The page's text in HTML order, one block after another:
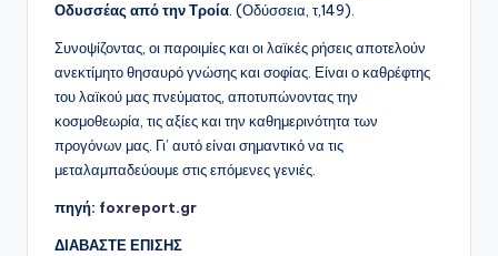
Οδυσσέας από την Τροία . (Οδύσσεια, τ,149).
Συνοψίζοντας, οι παροιμίες και οι λαϊκές ρήσεις αποτελούν
ανεκτίμητο θησαυρό γνώσης και σοφίας. Είναι ο καθρέφτης
του λαϊκού μας πνεύματος, αποτυπώνοντας την
κοσμοθεωρία, τις αξίες και την καθημερινότητα των
προγόνων μας. Γι’ αυτό είναι σημαντικό να τις
μεταλαμπαδεύουμε στις επόμενες γενιές.
πηγή: foxreport.gr
ΔΙΑΒΑΣΤΕ ΕΠΙΣΗΣ